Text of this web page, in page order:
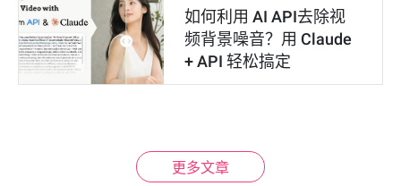
如何利用 AI API去除视
频背景噪音？用 Claude
+ API 轻松搞定
更多文章